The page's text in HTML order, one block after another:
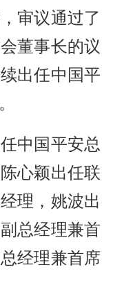
审议通过了
董事长的议
出任中国平
中国平安总
心颖出任联
理，姚波出
总经理兼首
经理兼首席